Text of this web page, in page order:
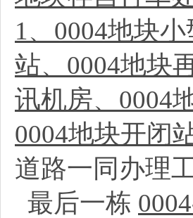
1、0004地块
站、0004地块
讯机房、0004
0004地块开闭
道路一同办理
最后一栋